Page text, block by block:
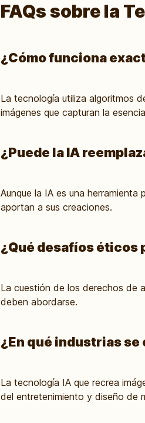
FAQs sobre la
¿Cómo funciona
La tecnología utiliza algoritmos
imágenes que capturan la
¿Puede la IA
Aunque la IA es una
aportan a sus creaciones.
¿Qué desafíos éticos
La cuestión de los derechos de
deben abordarse.
¿En qué industrias
La tecnología IA que recrea
del entretenimiento y diseño de